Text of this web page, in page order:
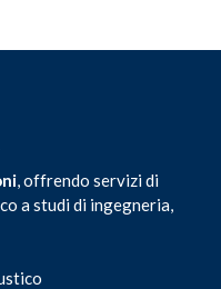
, offrendo servizi di
a studi di ingegneria,